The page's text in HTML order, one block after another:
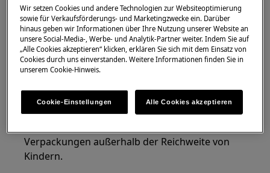
durchführen.
WARNUNG!ERSTICKUNGSGEFAHR
Kleine Teile nicht für Kinder unter 3 Jahren
Verpackungen außerhalb der Reichweite von
Kindern.
Wir setzen Cookies und andere Technologien zur Websiteoptimierung
sowie für Verkaufsförderungs- und Marketingzwecke ein. Darüber
hinaus geben wir Informationen über Ihre Nutzung unserer Website an
unsere Social-Media-, Werbe- und Analytik-Partner weiter. Indem Sie auf
„Alle Cookies akzeptieren“ klicken, erklären Sie sich mit dem Einsatz von
Cookies durch uns einverstanden. Weitere Informationen finden Sie in
unserem Cookie-Hinweis.
Cookie-Einstellungen Alle Cookies akzeptieren